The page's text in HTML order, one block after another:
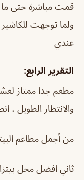
قمت مباشرة حتى ما
ولما توجهت
عندي
التقرير الرابع:
مطعم جدا ممتاز
والانتظار الطويل
من أجمل مطاعم
ثاني افضل محل